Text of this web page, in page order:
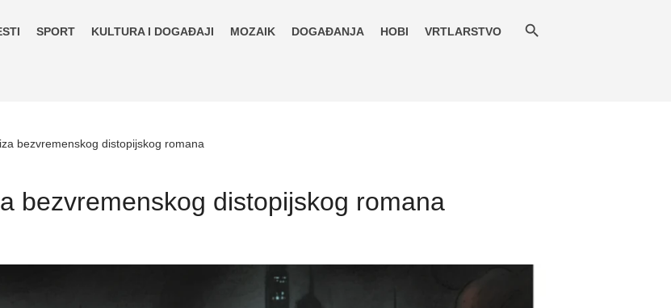
SPORT KULTURA I DOGAĐAJI MOZAIK DOGAĐANJA HOBI VRTLARSTVO
bezvremenskog distopijskog romana
bezvremenskog distopijskog romana